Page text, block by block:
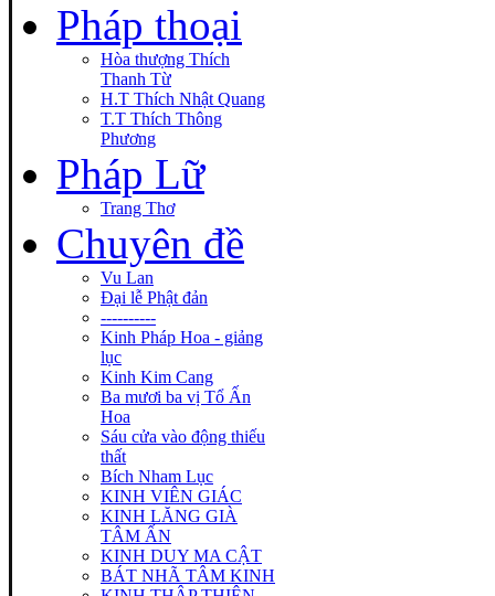
Pháp thoại
Hòa thượng Thích
Thanh Từ
H.T Thích Nhật Quang
T.T Thích Thông
Phương
Pháp Lữ
Trang Thơ
Chuyên đề
Vu Lan
Đại lễ Phật đản
----------
Kinh Pháp Hoa - giảng
lục
Kinh Kim Cang
Ba mươi ba vị Tổ Ấn
Hoa
Sáu cửa vào động thiếu
thất
Bích Nham Lục
KINH VIÊN GIÁC
KINH LĂNG GIÀ
TÂM ẤN
KINH DUY MA CẬT
BÁT NHÃ TÂM KINH